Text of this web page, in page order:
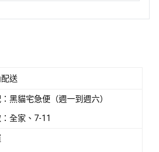
送
黑貓宅急便（週一到週六）
全家、7-11